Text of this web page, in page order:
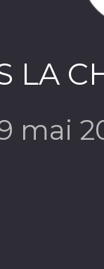
LA
mai